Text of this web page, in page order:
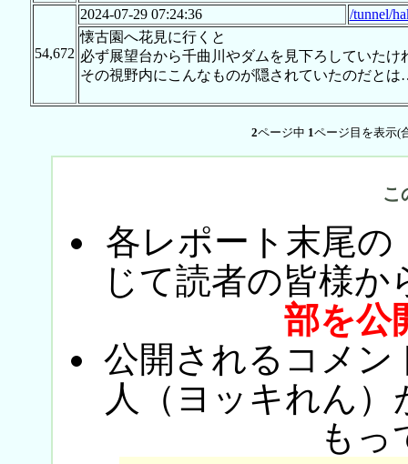
54,672
2024-07-29 07:24:36
/tunnel/
懐古園へ花見に行くと
必ず展望台から千曲川やダムを見下ろしていた
その視野内にこんなものが隠されていたのだと
2ページ中 1ページ目を表示(
こ
各レポート末尾の
じて読者の皆様か
部を公
公開されるコメン
人（ヨッキれん
もっ